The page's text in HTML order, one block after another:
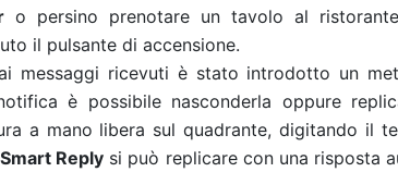
o persino prenotare un tavolo al
il pulsante di accensione.
messaggi ricevuti è stato introdotto un
è possibile nasconderla oppure
a mano libera sul quadrante, digitando il
Smart Reply si può replicare con una risposta